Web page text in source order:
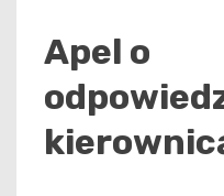
Apel o